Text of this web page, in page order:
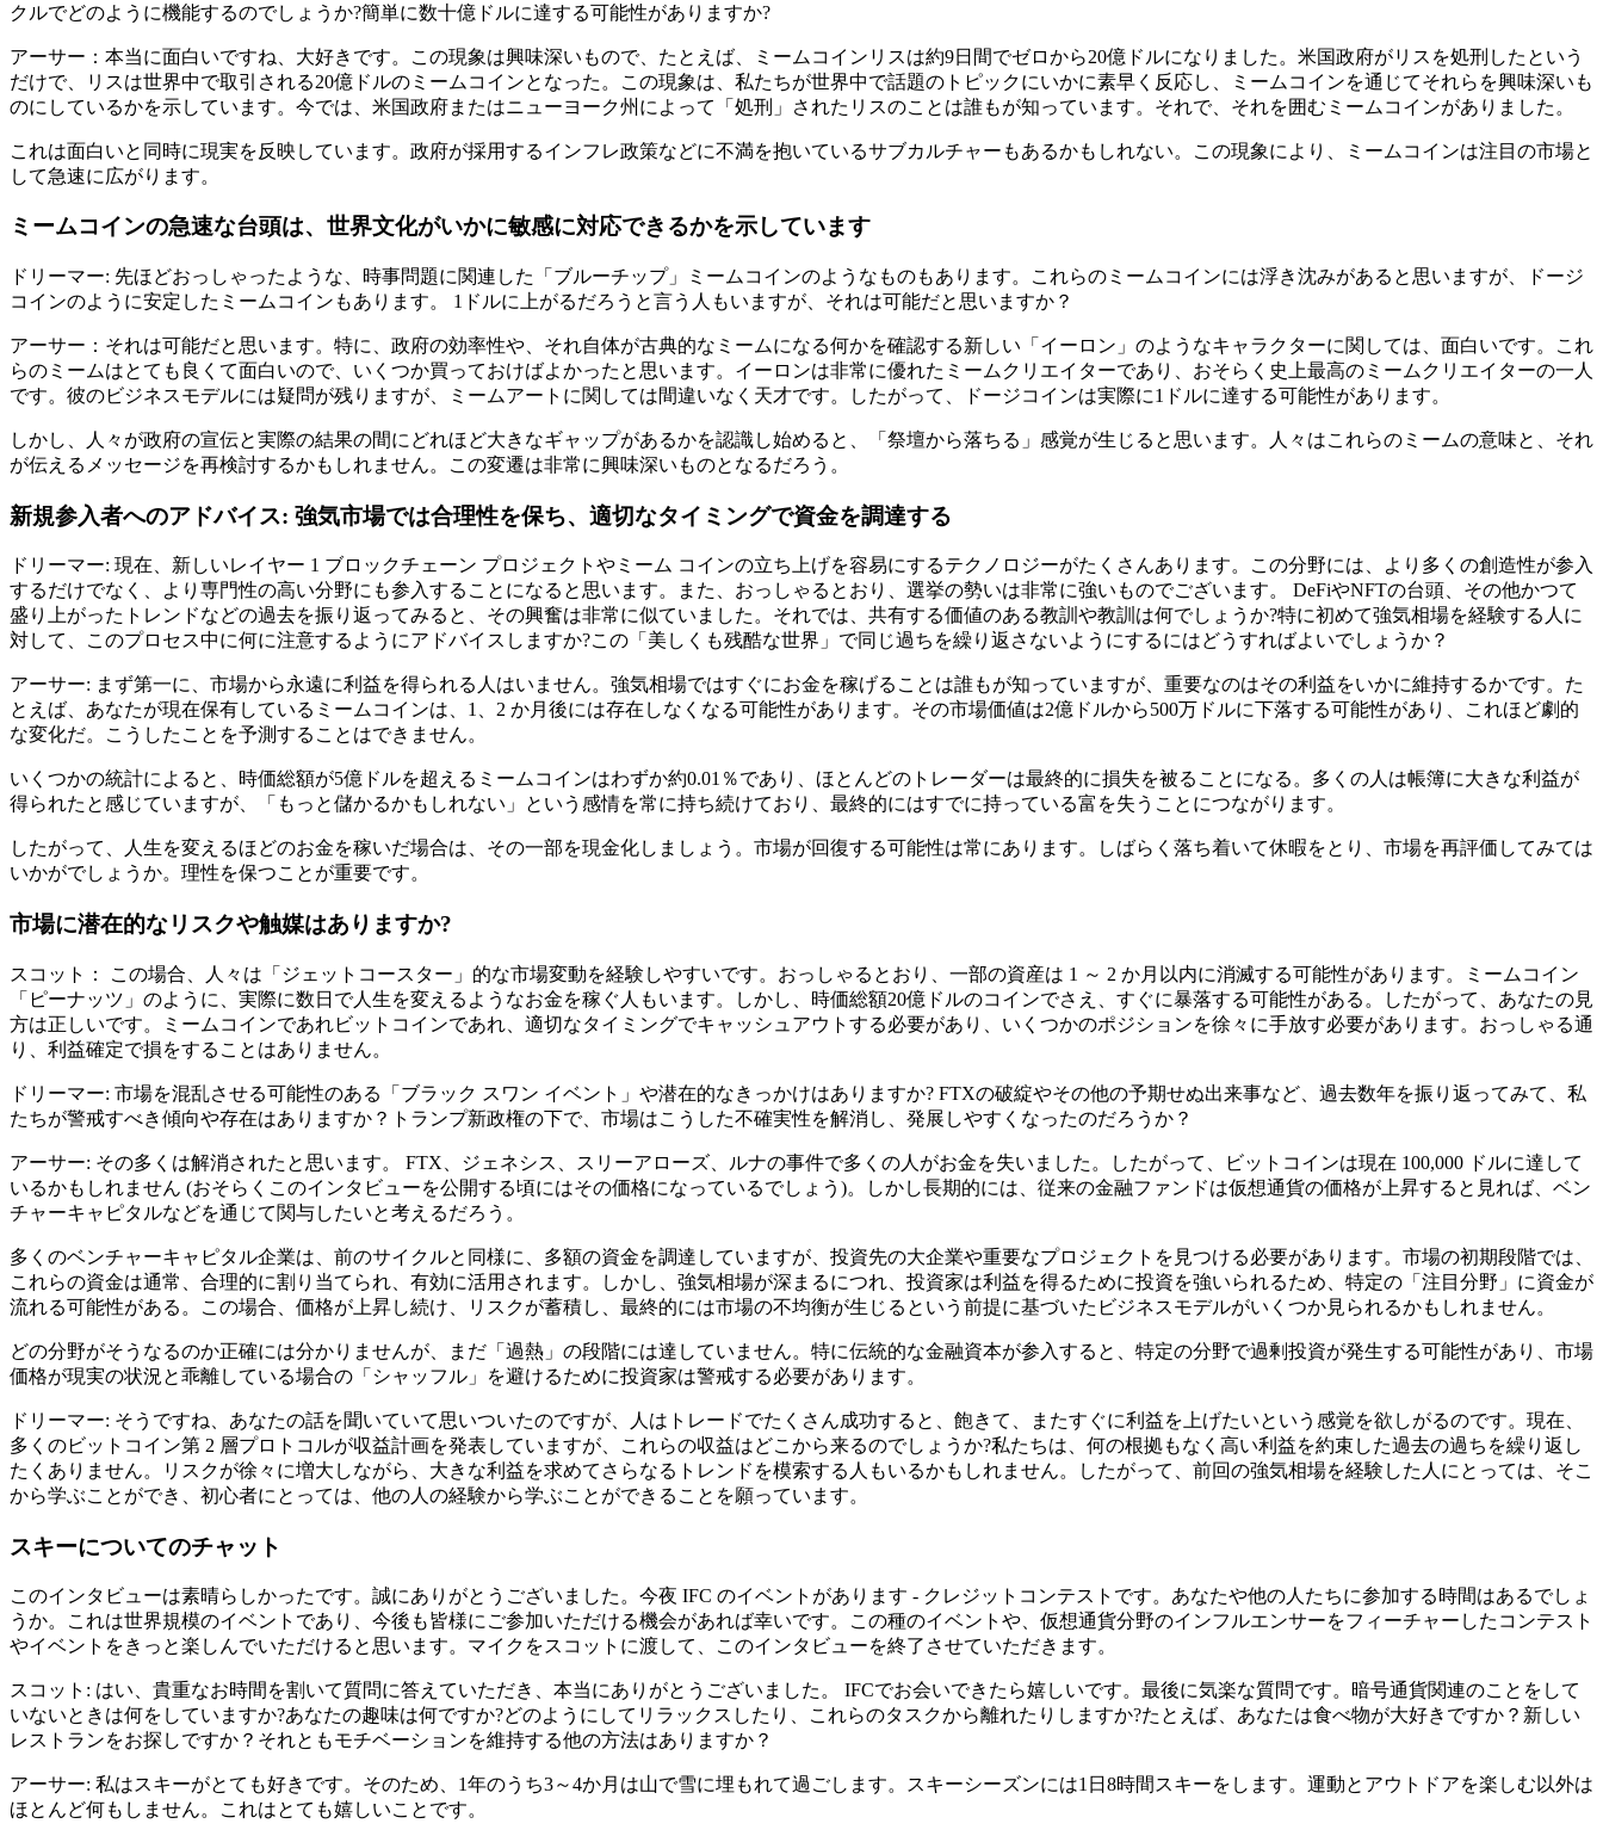
クルでどのように機能するのでしょうか?簡単に数十億ドルに達する可能性がありますか?
アーサー：本当に面白いですね、大好きです。この現象は興味深いもので、たとえば、ミームコインリスは約9日間でゼロから20億ドルになりました。米国政府がリスを処刑したという
だけで、リスは世界中で取引される20億ドルのミームコインとなった。この現象は、私たちが世界中で話題のトピックにいかに素早く反応し、ミームコインを通じてそれらを興味深いも
のにしているかを示しています。今では、米国政府またはニューヨーク州によって「処刑」されたリスのことは誰もが知っています。それで、それを囲むミームコインがありました。
これは面白いと同時に現実を反映しています。政府が採用するインフレ政策などに不満を抱いているサブカルチャーもあるかもしれない。この現象により、ミームコインは注目の市場と
して急速に広がります。
ミームコインの急速な台頭は、世界文化がいかに敏感に対応できるかを示しています
ドリーマー: 先ほどおっしゃったような、時事問題に関連した「ブルーチップ」ミームコインのようなものもあります。これらのミームコインには浮き沈みがあると思いますが、ドージ
コインのように安定したミームコインもあります。 1ドルに上がるだろうと言う人もいますが、それは可能だと思いますか？
アーサー：それは可能だと思います。特に、政府の効率性や、それ自体が古典的なミームになる何かを確認する新しい「イーロン」のようなキャラクターに関しては、面白いです。これ
らのミームはとても良くて面白いので、いくつか買っておけばよかったと思います。イーロンは非常に優れたミームクリエイターであり、おそらく史上最高のミームクリエイターの一人
です。彼のビジネスモデルには疑問が残りますが、ミームアートに関しては間違いなく天才です。したがって、ドージコインは実際に1ドルに達する可能性があります。
しかし、人々が政府の宣伝と実際の結果の間にどれほど大きなギャップがあるかを認識し始めると、「祭壇から落ちる」感覚が生じると思います。人々はこれらのミームの意味と、それ
が伝えるメッセージを再検討するかもしれません。この変遷は非常に興味深いものとなるだろう。
新規参入者へのアドバイス: 強気市場では合理性を保ち、適切なタイミングで資金を調達する
ドリーマー: 現在、新しいレイヤー 1 ブロックチェーン プロジェクトやミーム コインの立ち上げを容易にするテクノロジーがたくさんあります。この分野には、より多くの創造性が参入
するだけでなく、より専門性の高い分野にも参入することになると思います。また、おっしゃるとおり、選挙の勢いは非常に強いものでございます。 DeFiやNFTの台頭、その他かつて
盛り上がったトレンドなどの過去を振り返ってみると、その興奮は非常に似ていました。それでは、共有する価値のある教訓や教訓は何でしょうか?特に初めて強気相場を経験する人に
対して、このプロセス中に何に注意するようにアドバイスしますか?この「美しくも残酷な世界」で同じ過ちを繰り返さないようにするにはどうすればよいでしょうか？
アーサー: まず第一に、市場から永遠に利益を得られる人はいません。強気相場ではすぐにお金を稼げることは誰もが知っていますが、重要なのはその利益をいかに維持するかです。た
とえば、あなたが現在保有しているミームコインは、1、2 か月後には存在しなくなる可能性があります。その市場価値は2億ドルから500万ドルに下落する可能性があり、これほど劇的
な変化だ。こうしたことを予測することはできません。
いくつかの統計によると、時価総額が5億ドルを超えるミームコインはわずか約0.01％であり、ほとんどのトレーダーは最終的に損失を被ることになる。多くの人は帳簿に大きな利益が
得られたと感じていますが、「もっと儲かるかもしれない」という感情を常に持ち続けており、最終的にはすでに持っている富を失うことにつながります。
したがって、人生を変えるほどのお金を稼いだ場合は、その一部を現金化しましょう。市場が回復する可能性は常にあります。しばらく落ち着いて休暇をとり、市場を再評価してみては
いかがでしょうか。理性を保つことが重要です。
市場に潜在的なリスクや触媒はありますか?
スコット： この場合、人々は「ジェットコースター」的な市場変動を経験しやすいです。おっしゃるとおり、一部の資産は 1 ～ 2 か月以内に消滅する可能性があります。ミームコイン
「ピーナッツ」のように、実際に数日で人生を変えるようなお金を稼ぐ人もいます。しかし、時価総額20億ドルのコインでさえ、すぐに暴落する可能性がある。したがって、あなたの見
方は正しいです。ミームコインであれビットコインであれ、適切なタイミングでキャッシュアウトする必要があり、いくつかのポジションを徐々に手放す必要があります。おっしゃる通
り、利益確定で損をすることはありません。
ドリーマー: 市場を混乱させる可能性のある「ブラック スワン イベント」や潜在的なきっかけはありますか? FTXの破綻やその他の予期せぬ出来事など、過去数年を振り返ってみて、私
たちが警戒すべき傾向や存在はありますか？トランプ新政権の下で、市場はこうした不確実性を解消し、発展しやすくなったのだろうか？
アーサー: その多くは解消されたと思います。 FTX、ジェネシス、スリーアローズ、ルナの事件で多くの人がお金を失いました。したがって、ビットコインは現在 100,000 ドルに達して
いるかもしれません (おそらくこのインタビューを公開する頃にはその価格になっているでしょう)。しかし長期的には、従来の金融ファンドは仮想通貨の価格が上昇すると見れば、ベン
チャーキャピタルなどを通じて関与したいと考えるだろう。
多くのベンチャーキャピタル企業は、前のサイクルと同様に、多額の資金を調達していますが、投資先の大企業や重要なプロジェクトを見つける必要があります。市場の初期段階では、
これらの資金は通常、合理的に割り当てられ、有効に活用されます。しかし、強気相場が深まるにつれ、投資家は利益を得るために投資を強いられるため、特定の「注目分野」に資金が
流れる可能性がある。この場合、価格が上昇し続け、リスクが蓄積し、最終的には市場の不均衡が生じるという前提に基づいたビジネスモデルがいくつか見られるかもしれません。
どの分野がそうなるのか正確には分かりませんが、まだ「過熱」の段階には達していません。特に伝統的な金融資本が参入すると、特定の分野で過剰投資が発生する可能性があり、市場
価格が現実の状況と乖離している場合の「シャッフル」を避けるために投資家は警戒する必要があります。
ドリーマー: そうですね、あなたの話を聞いていて思いついたのですが、人はトレードでたくさん成功すると、飽きて、またすぐに利益を上げたいという感覚を欲しがるのです。現在、
多くのビットコイン第 2 層プロトコルが収益計画を発表していますが、これらの収益はどこから来るのでしょうか?私たちは、何の根拠もなく高い利益を約束した過去の過ちを繰り返し
たくありません。リスクが徐々に増大しながら、大きな利益を求めてさらなるトレンドを模索する人もいるかもしれません。したがって、前回の強気相場を経験した人にとっては、そこ
から学ぶことができ、初心者にとっては、他の人の経験から学ぶことができることを願っています。
スキーについてのチャット
このインタビューは素晴らしかったです。誠にありがとうございました。今夜 IFC のイベントがあります - クレジットコンテストです。あなたや他の人たちに参加する時間はあるでしょ
うか。これは世界規模のイベントであり、今後も皆様にご参加いただける機会があれば幸いです。この種のイベントや、仮想通貨分野のインフルエンサーをフィーチャーしたコンテスト
やイベントをきっと楽しんでいただけると思います。マイクをスコットに渡して、このインタビューを終了させて​​いただきます。
スコット: はい、貴重なお時間を割いて質問に答えていただき、本当にありがとうございました。 IFCでお会いできたら嬉しいです。最後に気楽な質問です。暗号通貨関連のことをして
いないときは何をしていますか?あなたの趣味は何ですか?どのようにしてリラックスしたり、これらのタスクから離れたりしますか?たとえば、あなたは食べ物が大好きですか？新しい
レストランをお探しですか？それともモチベーションを維持する他の方法はありますか？
アーサー: 私はスキーがとても好きです。そのため、1年のうち3～4か月は山で雪に埋もれて過ごします。スキーシーズンには1日8時間スキーをします。運動とアウトドアを楽しむ以外は
ほとんど何もしません。これはとても嬉しいことです。